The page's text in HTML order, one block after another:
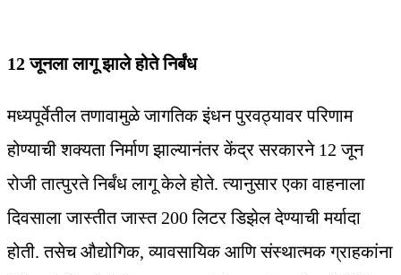
12 जूनला लागू झाले होते निर्बंध
मध्यपूर्वेतील तणावामुळे जागतिक इंधन पुरवठ्यावर परिणाम
होण्याची शक्यता निर्माण झाल्यानंतर केंद्र सरकारने 12 जून
रोजी तात्पुरते निर्बंध लागू केले होते. त्यानुसार एका वाहनाला
दिवसाला जास्तीत जास्त 200 लिटर डिझेल देण्याची मर्यादा
होती. तसेच औद्योगिक, व्यावसायिक आणि संस्थात्मक ग्राहकांना